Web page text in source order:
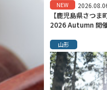
NEW
【鹿児島県さつ
2026 Autumn 開
山形